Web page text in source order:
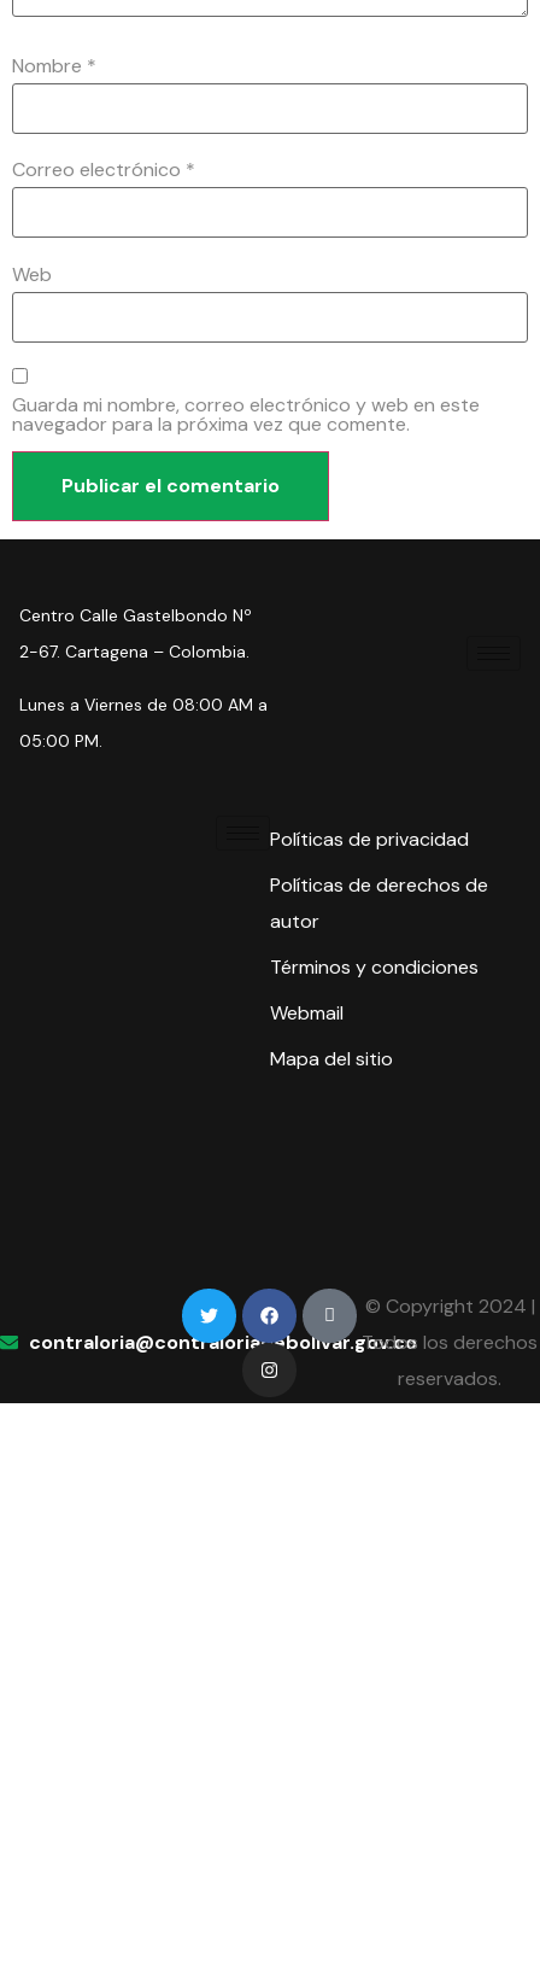
Nombre *
Correo electrónico *
Web
Guarda mi nombre, correo electrónico y web en este
navegador para la próxima vez que comente.
Centro Calle Gastelbondo Nº
2-67. Cartagena – Colombia.
Lunes a Viernes de 08:00 AM a
05:00 PM.
Políticas de privacidad
Políticas de derechos de
autor
Términos y condiciones
Webmail
Mapa del sitio
contraloria@contraloriadebolivar.gov.co
© Copyright 2024 |
Todos los derechos
reservados.